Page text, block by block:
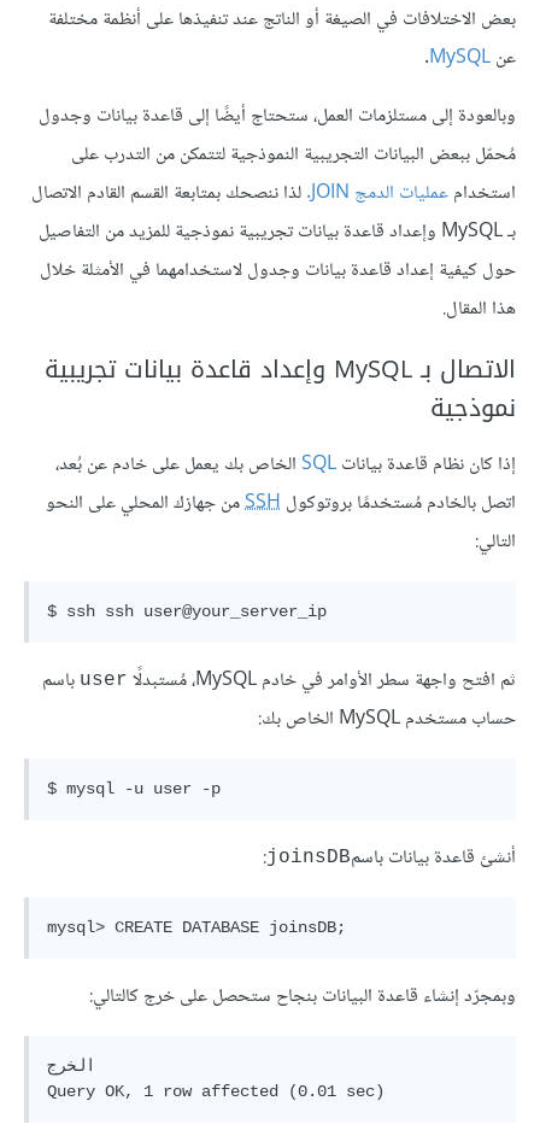
بعض الاختلافات في الصيغة أو الناتج عند تنفيذها على أنظمة مختلفة
عنMySQL
.
وبالعودة إلى مستلزمات العمل، ستحتاج أيضًا إلى قاعدة بيانات وجدول
مُحمّل ببعض البيانات التجريبية النموذجية لتتمكن من التدرب على
استخدامعمليات الدمج JOIN.
لذا ننصحك بمتابعة القسم القادم الاتصال
بـ MySQL وإعداد قاعدة بيانات تجريبية نموذجية للمزيد من التفاصيل
حول كيفية إعداد قاعدة بيانات وجدول لاستخدامهما في الأمثلة خلال
هذا المقال.
الاتصال بـ MySQL وإعداد قاعدة بيانات تجريبية
نموذجية
إذا كان نظام قاعدة بياناتSQLالخاص بك يعمل على خادم عن بُعد،
اتصل بالخادم مُستخدمًا بروتوكول SSHمن جهازك المحلي على النحو
التالي:
ثم افتح واجهة سطر الأوامر في خادم MySQL، مُستبدلًا user باسم
حساب مستخدم MySQL الخاص بك:
أنشئ قاعدة بيانات باسمjoinsDB
:
وبمجرّد إنشاء قاعدة البيانات بنجاح ستحصل على خرج كالتالي:
الخرج